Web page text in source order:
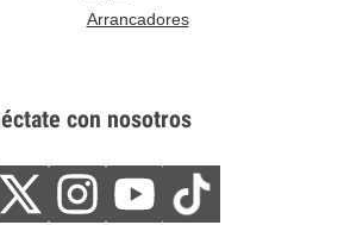
Arrancadores
con nosotros